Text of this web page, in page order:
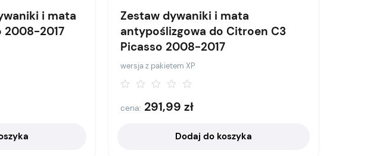
i mata
2008-2017
Zestaw dywaniki i mata
antypoślizgowa do Citroen C3
Picasso 2008-2017
wersja z pakietem XP
cena: 291,99 zł
Dodaj do koszyka